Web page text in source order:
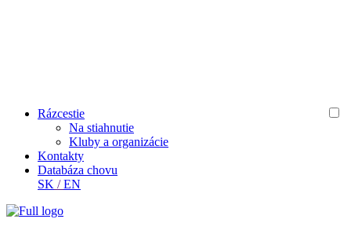
Rázcestie
Na stiahnutie
Kluby a organizácie
Kontakty
Databáza chovu
SK /EN